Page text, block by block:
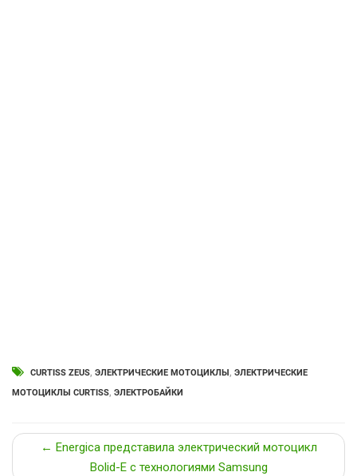
CURTISS ZEUS, ЭЛЕКТРИЧЕСКИЕ МОТОЦИКЛЫ , ЭЛЕКТРИЧЕСКИЕ
МОТОЦИКЛЫ CURTISS, ЭЛЕКТРОБАЙКИ
← Energica представила электрический мотоцикл
Bolid-E с технологиями Samsung